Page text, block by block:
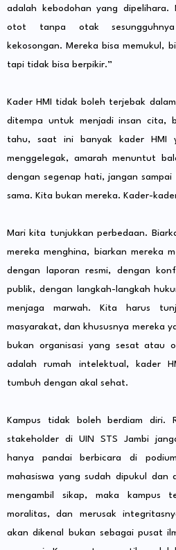
adalah kebodohan yang dipelihara.
otot tanpa otak sesungguhnya
kekosongan. Mereka bisa memukul,
tapi tidak bisa berpikir.”
Kader HMI tidak boleh terjebak
ditempa untuk menjadi insan cita,
tahu, saat ini banyak kader HMI
menggelegak, amarah menuntut
dengan segenap hati, jangan
sama. Kita bukan mereka. Kader-
Mari kita tunjukkan perbedaan.
mereka menghina, biarkan mereka
dengan laporan resmi, dengan
publik, dengan langkah-langkah
menjaga marwah. Kita harus
masyarakat, dan khususnya mereka
bukan organisasi yang sesat atau
adalah rumah intelektual, kader
tumbuh dengan akal sehat.
Kampus tidak boleh berdiam diri.
stakeholder di UIN STS Jambi
hanya pandai berbicara di
mahasiswa yang sudah dipukul dan
mengambil sikap, maka kampus
moralitas, dan merusak
akan dikenal bukan sebagai pusat